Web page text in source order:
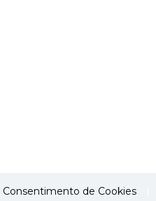
Consentimento de Cookies